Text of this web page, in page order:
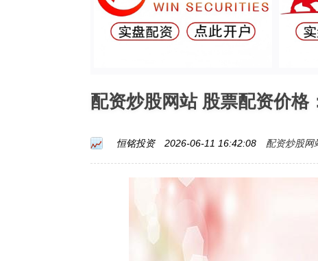
配资炒股网站 股票配资价格
恒铭投资 2026-06-11 16:42:08 配资炒股网